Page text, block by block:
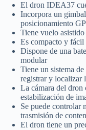
El dron IDEA37
Incorpora un
posicionamiento
Tiene vuelo
Es compacto y fácil
Dispone de una
modular
Tiene un sistema
registrar y localizar
La cámara del dron
estabilización de
Se puede controlar
trasmisión de
El dron tiene un